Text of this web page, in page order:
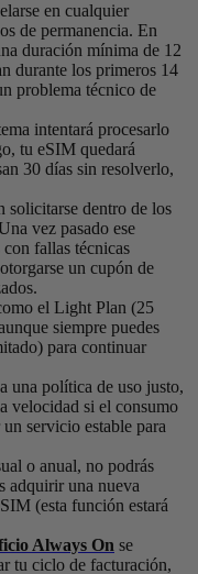
en cualquier
de permanencia. En
duración mínima de 12
durante los primeros 14
problema técnico de
intentará procesarlo
tu eSIM quedará
30 días sin resolverlo,
solicitarse dentro de los
vez pasado ese
fallas técnicas
un cupón de
el Light Plan (25
siempre puedes
para continuar
una política de uso justo,
velocidad si el consumo
servicio estable para
o anual, no podrás
adquirir una nueva
(esta función estará
Always On se
tu ciclo de facturación,